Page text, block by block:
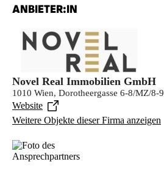
ANBIETER:IN
Novel Real Immobilien GmbH
1010 Wien, Dorotheergasse 6-8/MZ/8-9
Website
Weitere Objekte dieser Firma anzeigen